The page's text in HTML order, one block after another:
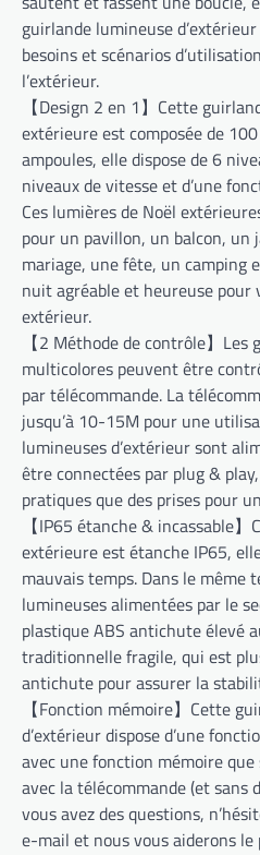
guirlande lumineuse
besoins et scénarios
l’extérieur.
【Design 2 en 1】Cette
extérieure est composée de
ampoules, elle dispose de 6
niveaux de vitesse et d’une
Ces lumières de Noël
pour un pavillon, un balcon, un
mariage, une fête, un camping
nuit agréable et heureuse
extérieur.
【2 Méthode de contrôle】
multicolores peuvent être
par télécommande. La
jusqu’à 10-15M pour une
lumineuses d’extérieur sont
être connectées par plug &
pratiques que des prises pour
【IP65 étanche & incassable
extérieure est étanche IP65,
mauvais temps. Dans le même
lumineuses alimentées par le
plastique ABS antichute élevé
traditionnelle fragile, qui est
antichute pour assurer la
【Fonction mémoire】Cette
d’extérieur dispose d’une
avec une fonction mémoire
avec la télécommande (et sans
vous avez des questions,
e-mail et nous vous aiderons